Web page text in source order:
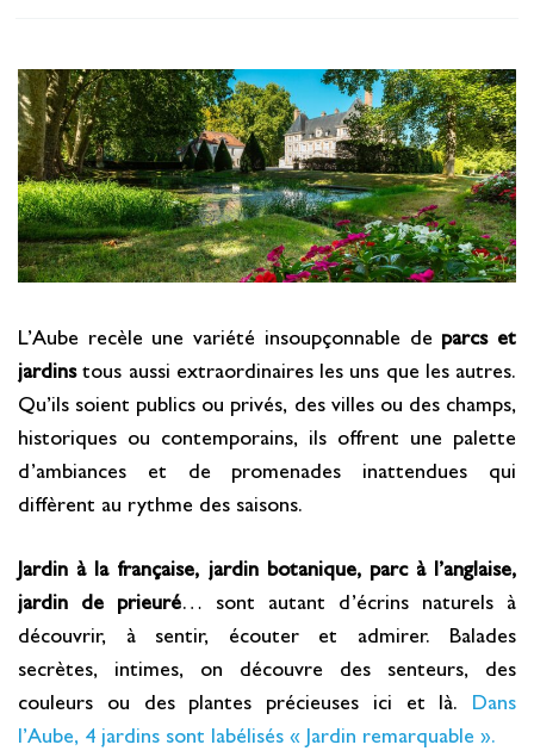
S’inspirer
L’Aube recèle une variété insoupçonnable de parcs et
jardinstous aussi extraordinaires les uns que les autres.
Qu’ils soient publics ou privés, des villes ou des champs,
historiques ou contemporains, ils offrent une palette
d’ambiances et de promenades inattendues qui
diffèrent au rythme des saisons.
Jardin à la française, jardin botanique, parc à l’anglaise,
jardin de prieuré… sont autant d’écrins naturels à
découvrir, à sentir, écouter et admirer. Balades
secrètes, intimes, on découvre des senteurs, des
couleurs ou des plantes précieuses ici et là. Dans
l’Aube, 4 jardins sont labélisés « Jardin remarquable ».